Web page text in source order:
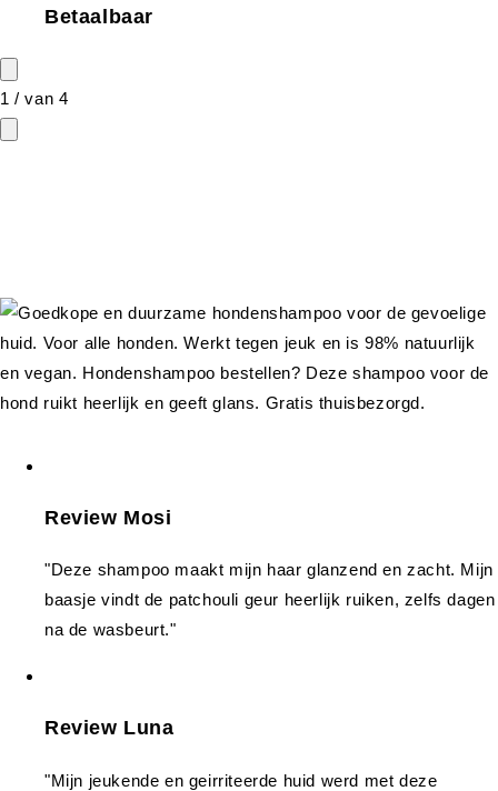
Betaalbaar
1 /van 4
Review Mosi
"Deze shampoo maakt mijn haar glanzend en zacht. Mijn
baasje vindt de patchouli geur heerlijk ruiken, zelfs dagen
na de wasbeurt."
Review Luna
"Mijn jeukende en geirriteerde huid werd met deze